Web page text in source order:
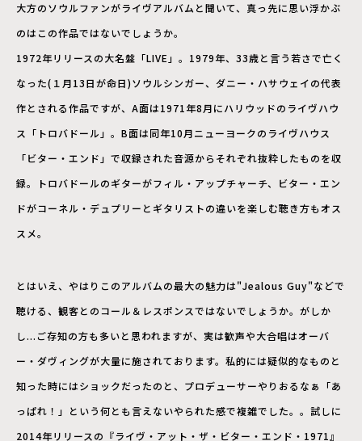
大方のソウルファンがライヴアルバムと聞いて、真っ先に思い浮かぶ
のはこの作品ではないでしょうか。
1972年リリースの大名盤「LIVE」。1979年、33歳と言う若さで亡く
なった(１月13日が命日)ソウルシンガー、ダニー・ハサウェイの代表
作とされる作品ですが、A面は1971年8月にハリウッドのライヴハウ
ス「トロバドール」。B面は同年10月ニューヨークのライヴハウス
「ビター・エンド」で収録された音源からそれぞれ抜粋したものを収
録。トロバドールのギターがフィル・アップチャーチ、ビター・エン
ドがコーネル・デュプリーとギタリストの違いを楽しむ聴き方もオス
スメ。
とはいえ、やはりこのアルバムの最大の魅力は"Jealous Guy"などで
聴ける、観客とのコール＆レスポンスではないでしょうか。がしか
し...ご存知の方も多いと思われますが、実は歓声や大合唱はオーバ
ー・ダヴィングが大量に施されております。私的には疑似的なものと
知った時にはショックだったのと、プロデューサーやりおるなぁ「あ
っぱれ！」という何とも言えないやられた感で複雑でした。。試しに
2014年リリースの『ライヴ・アット・ザ・ビター・エンド・1971』